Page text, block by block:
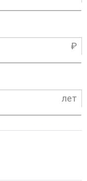
₽
лет